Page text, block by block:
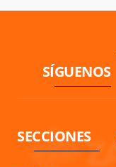
SÍGUENOS
SECCIONES